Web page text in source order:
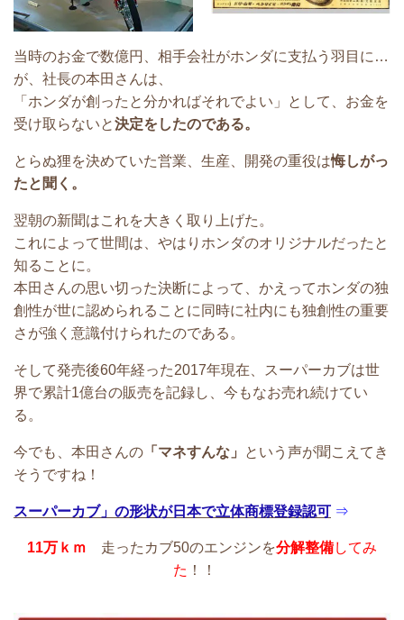
当時のお金で数億円、相手会社がホンダに支払う 羽目に…
が、社長の本田さんは、
「ホンダが創ったと分かればそれでよい」
として、お金を
受け取らないと決定をしたのである。
とらぬ狸を決めていた営業、生産、開発の重役は悔しがっ
たと聞く。
翌朝の新聞はこれを大きく取り上げた。
これによって世間は、 やはりホンダのオリジナルだったと
知ることに。
本田さんの思い切った決断によって、 かえってホンダの独
創性が世に認められることに 同時に社内にも独創性の重要
さが強く 意識付けられたのである。
そして発売後60年経った2017年現在、
スーパーカブは世
界で累計1億台の販売を記録し、 今もなお売れ続けてい
る。
今でも、本田さんの 「マネすんな」 という声が聞こえてき
そうですね！
スーパーカブ」の形状が日本で立体商標登録認可 ⇒
11万ｋｍ 走ったカブ50のエンジンを分解整備してみ
た ！！